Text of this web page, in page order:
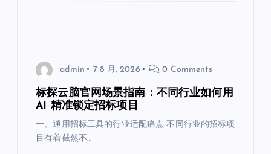
admin 7 8 月, 2026 0 Comments
标探云脑官网场景指南：不同行业如何用
AI 精准锁定招标项目
一、通用招标工具的行业适配痛点 不同行业的招标项
目有着截然不…